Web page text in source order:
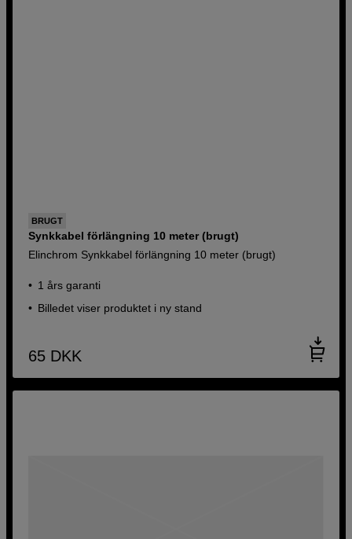
BRUGT
Synkkabel förlängning 10 meter (brugt)
Elinchrom Synkkabel förlängning 10 meter (brugt)
1 års garanti
Billedet viser produktet i ny stand
65 DKK